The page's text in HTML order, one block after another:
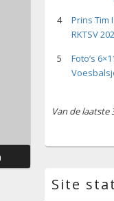
4
Prins Tim
RKTSV
5
Foto’s
Van de laatste
Site